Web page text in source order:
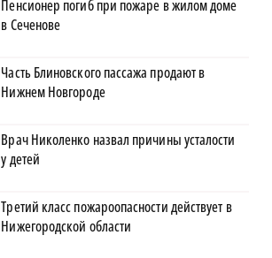
Пенсионер погиб при пожаре в жилом доме
в Сеченове
Часть Блиновского пассажа продают в
Нижнем Новгороде
Врач Николенко назвал причины усталости
у детей
Третий класс пожароопасности действует в
Нижегородской области